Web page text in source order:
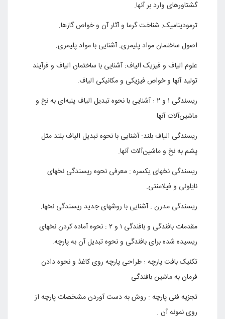
گشتاورهای وارد بر آنها.
ترمودینامیک: شناخت گرما و آثار آن و خواص گازها.
اصول ساختمان مواد پلیمری: آشنایی با مواد پلیمری.
علوم الیاف و فیزیک الیاف: آشنایی با ساختمان الیاف و فرآیند
تولید آنها و خواص فیزیکی و مکانیکی الیاف.
ریسندگی ۱ و ۲ : آشنایی با نحوه تبدیل الیاف پنبه‌ای به نخ و
ماشین‌آلات آنها.
ریسندگی الیاف بلند: آشنایی با نحوه تبدیل الیاف بلند مثل
پشم به نخ و ماشین‌آلات آنها.
ریسندگی نخهای یکسره : معرفی نحوه ریسندگی نخهای
نایلونی و فیلامنتی.
ریسندگی مدرن : آشنایی با روشهای جدید ریسندگی نخها.
مقدمات بافندگی و بافندگی ۱ و ۲ : نحوه آماده کردن نخهای
ریسیده شده برای بافندگی و نحوه تبدیل آن به پارچه.
تکنیک بافت پارچه : طراحی پارچه روی کاغذ و نحوه دادن
فرمان به ماشین بافندگی .
تجزیه فنی پارچه : روش به دست آوردن مشخصات پارچه از
روی نمونه آن .